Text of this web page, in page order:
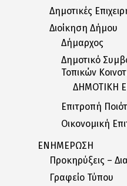
Δημοτικές
Διοίκηση Δήμου
Δήμαρχος
Δημοτικό
Τοπικών
ΔΗΜΟΤΙΚΗ
Επιτροπή
Οικονομική
ΕΝΗΜΕΡΩΣΗ
Προκηρύξεις –
Γραφείο Τύπου